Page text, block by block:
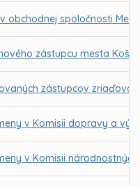
obchodnej spoločnosti
zástupcu mesta
zástupcov
v Komisii dopravy a
v Komisii